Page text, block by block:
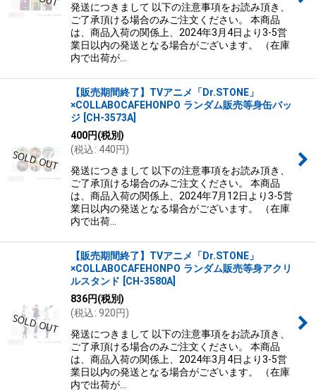
発送につきまして 以下の注意事項をお読み頂き、
ご了承頂ける場合のみご注文ください。 本商品
は、商品入荷の関係上、2024年3月4日より3-5営
業日以内の発送となる場合がございます。 （在庫
内で出荷が…
【販売期間終了】TVアニメ「Dr.STONE」
×COLLABOCAFEHONPO ランダム販売等身缶バッ
ジ CH-3573A
400円(税別)
(税込: 440円)
発送につきまして 以下の注意事項をお読み頂き、
ご了承頂ける場合のみご注文ください。 本商品
は、商品入荷の関係上、2024年7月12日より3-5営
業日以内の発送となる場合がございます。 （在庫
内で出荷…
【販売期間終了】TVアニメ「Dr.STONE」
×COLLABOCAFEHONPO ランダム販売等身アクリ
ルスタンド
CH-3580A
836円(税別)
(税込: 920円)
発送につきまして 以下の注意事項をお読み頂き、
ご了承頂ける場合のみご注文ください。 本商品
は、商品入荷の関係上、2024年3月4日より3-5営
業日以内の発送となる場合がございます。 （在庫
内で出荷が…